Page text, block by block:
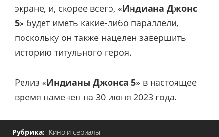
экране, и, скорее всего, «Индиана Джонс
5» будет иметь какие-либо параллели,
поскольку он также нацелен завершить
историю титульного героя.
Релиз «Индианы Джонса 5» в настоящее
время намечен на 30 июня 2023 года.
Рубрика: Кино и сериалы